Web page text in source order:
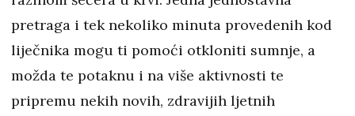
pretraga i tek nekoliko minuta provedenih kod
liječnika mogu ti pomoći otkloniti sumnje, a
možda te potaknu i na više aktivnosti te
pripremu nekih novih, zdravijih ljetnih